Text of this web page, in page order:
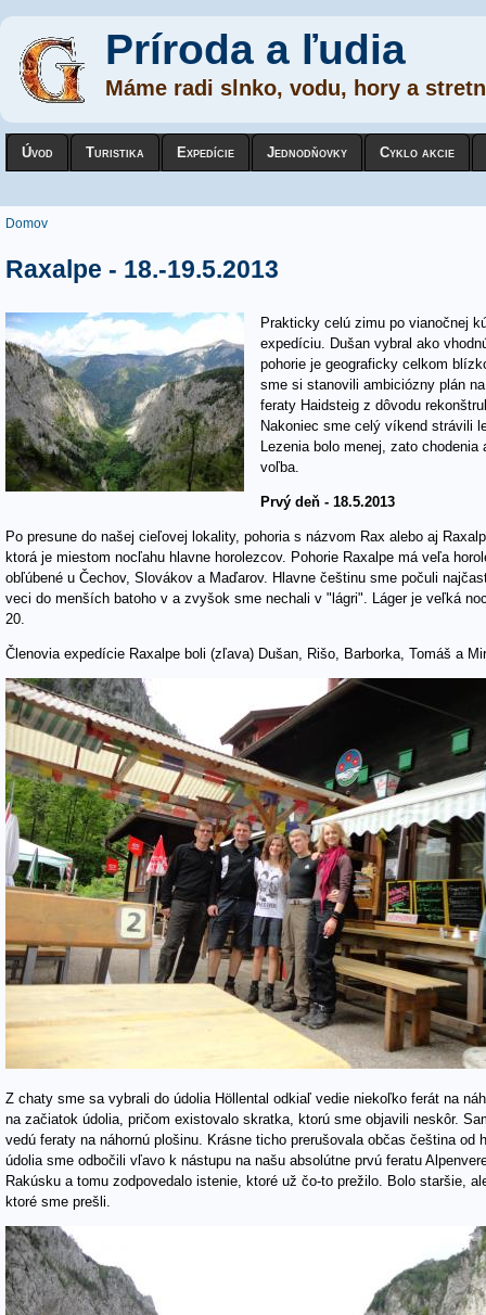
Príroda a ľudia
Máme radi slnko, vodu, hory a
Úvod Turistika Expedície Jednodňovky Cyklo akcie
Nachádzate sa tu
Domov
Raxalpe - 18.-19.5.2013
Prakticky celú zimu po vianočnej
expedíciu. Dušan vybral ako
pohorie je geograficky celkom
sme si stanovili ambiciózny plán
feraty Haidsteig z dôvodu
Nakoniec sme celý víkend strávili
Lezenia bolo menej, zato
voľba.
Prvý deň - 18.5.2013
Po presune do našej cieľovej lokality, pohoria s názvom Rax alebo aj
ktorá je miestom nocľahu hlavne horolezcov. Pohorie Raxalpe má veľa
obľúbené u Čechov, Slovákov a Maďarov. Hlavne češtinu sme počuli
veci do menších batoho v a zvyšok sme nechali v "lágri". Láger je veľká
20.
Členovia expedície Raxalpe boli (zľava) Dušan, Rišo, Barborka, Tomáš a
Z chaty sme sa vybrali do údolia Höllental odkiaľ vedie niekoľko ferát na
na začiatok údolia, pričom existovalo skratka, ktorú sme objavili neskôr.
vedú feraty na náhornú plošinu. Krásne ticho prerušovala občas čeština
údolia sme odbočili vľavo k nástupu na našu absolútne prvú feratu
Rakúsku a tomu zodpovedalo istenie, ktoré už čo-to prežilo. Bolo staršie,
ktoré sme prešli.